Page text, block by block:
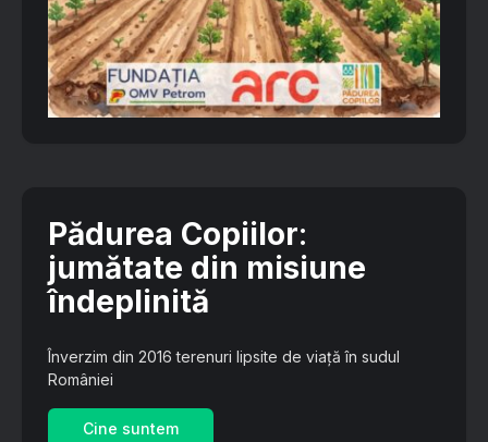
Pădurea Copiilor:
jumătate din misiune
îndeplinită
Înverzim din 2016 terenuri lipsite de viață în sudul
României
Cine suntem